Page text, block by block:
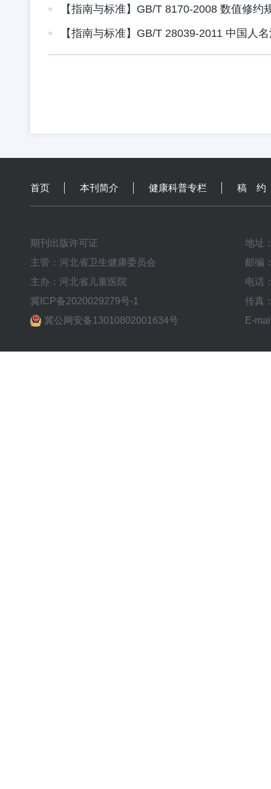
【指南与标准】GB/T 8170-2008 数值修约规则及极限数值的表
【指南与标准】GB/T 28039-2011 中国人名汉语拼音字母拼
首页 本刊简介 健康科普专栏 稿 约
期刊出版许可证
主管：河北省卫生健康委员会
主办：河北省儿童医院
冀ICP备2020029279号-1
冀公网安备13010802001634号
地址
邮编
电话
传真
E-